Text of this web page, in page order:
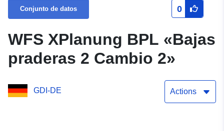
Conjunto de datos 0
WFS XPlanung BPL «Bajas
praderas 2 Cambio 2»
GDI-DE Actions